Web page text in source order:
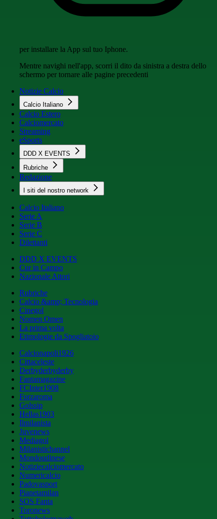
per installare la App sul tuo Iphone.
Mentre navighi nell'app, scorri il dito da sinistra a destra dello
schermo per tornare alle pagine precedenti
Notizie Calcio
Calcio Italiano
Calcio Estero
Calciomercato
Streaming
eSports
DDD X EVENTS
Rubriche
Redazione
I siti del nostro network
Calcio Italiano
Serie A
Serie B
Serie C
Dilettanti
DDD X EVENTS
Cur in Campo
Nazionale Attori
Rubriche
Calcio &amp; Tecnologia
Cinegol
Nomen Omen
La prima volta
Etimologie da Spogliatoio
Calcionapoli1926
Cittaceleste
Derbyderbyderby
Fantamagazine
FCInter1908
Forzaroma
Golssip
Hellas1903
Ilmilanista
Juvenews
Mediagol
Milanistichannel
Mondoudinese
Notiziecalciomercato
Numericalcio
Padovasport
Pianetamilan
SOS Fanta
Toronews